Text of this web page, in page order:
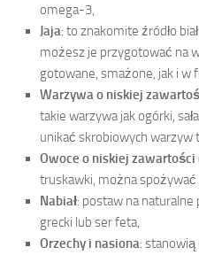
omega-3,
Jaja: to znakomite źródło
możesz je przygotować na
gotowane, smażone, jak i w
Warzywa o niskiej
takie warzywa jak ogórki,
unikać skrobiowych warzyw
Owoce o niskiej zawartości
truskawki, można
Nabiał: postaw na
grecki lub ser feta,
Orzechy i nasiona: stanowią